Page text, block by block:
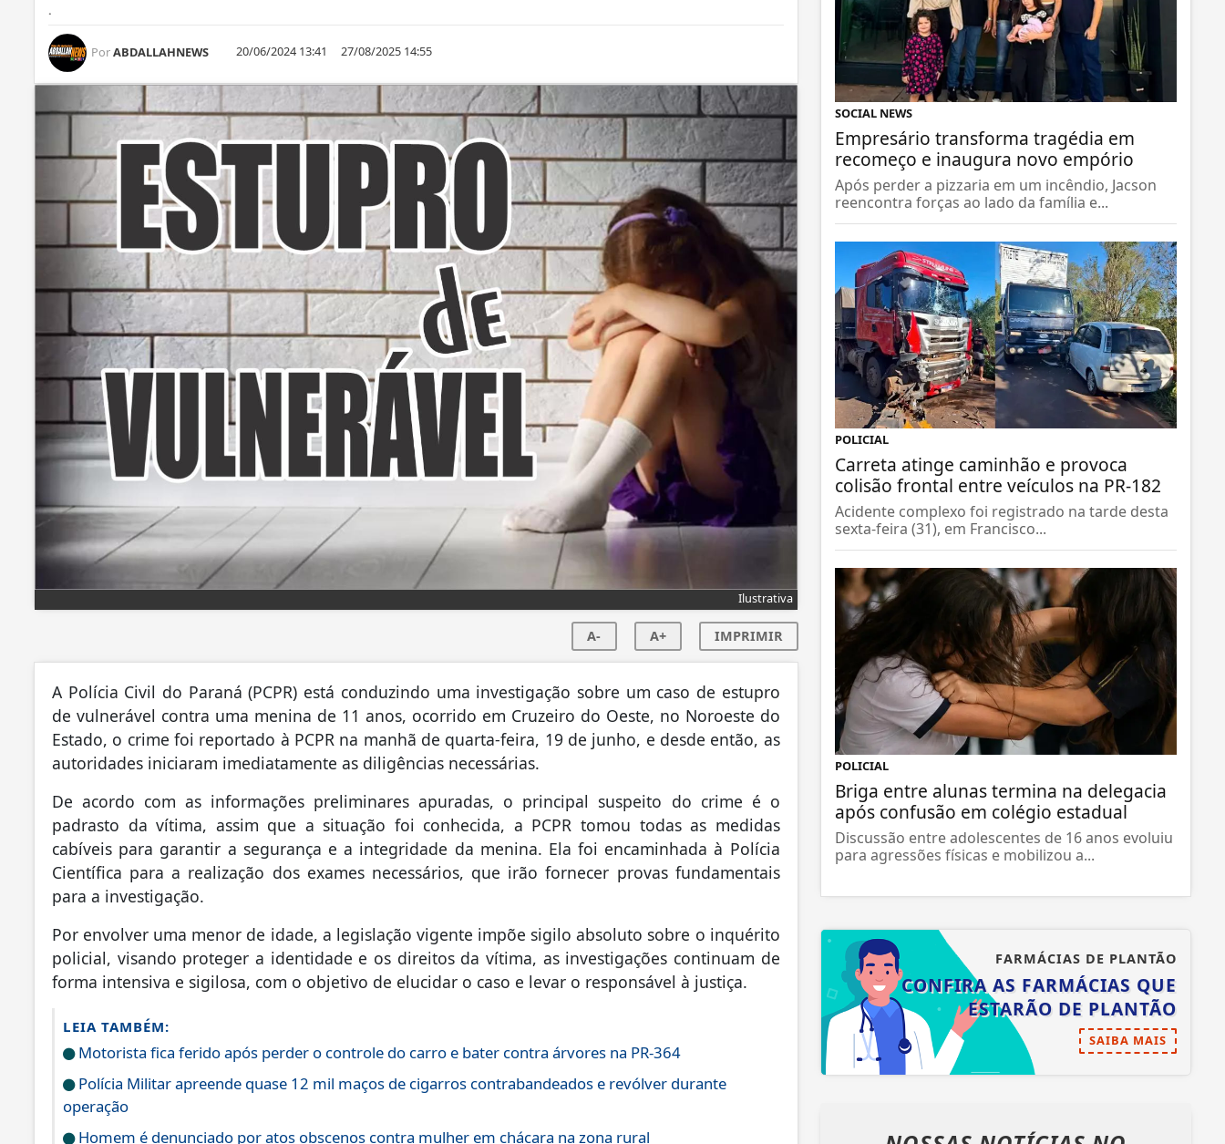
.
PorABDALLAHNEWS 20/06/2024 13:41 27/08/2025 14:55
Ilustrativa
A- A+ IMPRIMIR
A Polícia Civil do Paraná (PCPR) está conduzindo uma investigação sobre um caso de estupro
de vulnerável contra uma menina de 11 anos, ocorrido em Cruzeiro do Oeste, no Noroeste do
Estado, o crime foi reportado à PCPR na manhã de quarta-feira, 19 de junho, e desde então, as
autoridades iniciaram imediatamente as diligências necessárias.
De acordo com as informações preliminares apuradas, o principal suspeito do crime é o
padrasto da vítima, assim que a situação foi conhecida, a PCPR tomou todas as medidas
cabíveis para garantir a segurança e a integridade da menina. Ela foi encaminhada à Polícia
Científica para a realização dos exames necessários, que irão fornecer provas fundamentais
para a investigação.
Por envolver uma menor de idade, a legislação vigente impõe sigilo absoluto sobre o inquérito
policial, visando proteger a identidade e os direitos da vítima, as investigações continuam de
forma intensiva e sigilosa, com o objetivo de elucidar o caso e levar o responsável à justiça.
LEIA TAMBÉM:
Motorista fica ferido após perder o controle do carro e bater contra árvores na PR-364
Polícia Militar apreende quase 12 mil maços de cigarros contrabandeados e revólver durante
operação
Homem é denunciado por atos obscenos contra mulher em chácara na zona rural
SOCIAL NEWS
Empresário transforma tragédia em
recomeço e inaugura novo empório
Após perder a pizzaria em um incêndio, Jacson
reencontra forças ao lado da família e...
POLICIAL
Carreta atinge caminhão e provoca
colisão frontal entre veículos na PR-182
Acidente complexo foi registrado na tarde desta
sexta-feira (31), em Francisco...
POLICIAL
Briga entre alunas termina na delegacia
após confusão em colégio estadual
Discussão entre adolescentes de 16 anos evoluiu
para agressões físicas e mobilizou a...
FARMÁCIAS DE PLANTÃO
CONFIRA AS FARMÁCIAS QUE
ESTARÃO DE PLANTÃO
SAIBA MAIS